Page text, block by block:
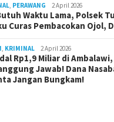
, PERAWANG 2 April 2026
Waktu Lama, Polsek
Curas Pembacokan Ojol,
, KRIMINAL 2 April 2026
Rp1,9 Miliar di
Jawab! Dana
Jangan Bungkam!